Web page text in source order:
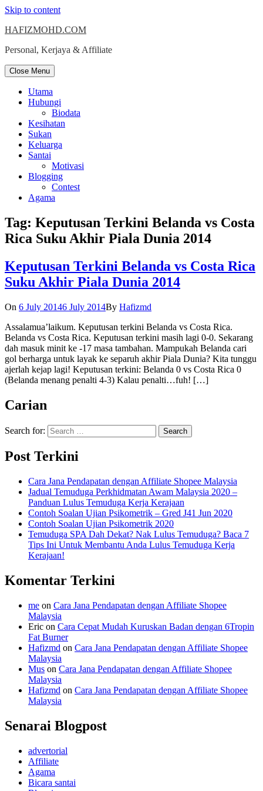
Skip to content
HAFIZMOHD.COM
Personal, Kerjaya & Affiliate
Close Menu
Utama
Hubungi
Biodata
Kesihatan
Sukan
Keluarga
Santai
Motivasi
Blogging
Contest
Agama
Tag: Keputusan Terkini Belanda vs Costa
Rica Suku Akhir Piala Dunia 2014
Keputusan Terkini Belanda vs Costa Rica
Suku Akhir Piala Dunia 2014
On 6 July 20146 July 2014By Hafizmd
Assalamua’laikum. Keputusan terkini Belanda vs Costa Rica.
Belanda vs Costa Rica. Keputusan terkini masih lagi 0-0. Sekarang
dah masuk minit ke -17 masa tambahan. Mampukah Belanda cari
gol berharga untuk layak ke separuh akhir Piala Dunia? Kita tunggu
ajerlah kejap lagi! Keputusan terkini: Belanda 0 vs Costa Rica 0
(Belanda menang penalti 4-3) Kalau penalti…fuh! […]
Carian
Search for:
Post Terkini
Cara Jana Pendapatan dengan Affiliate Shopee Malaysia
Jadual Temuduga Perkhidmatan Awam Malaysia 2020 –
Panduan Lulus Temuduga Kerja Kerajaan
Contoh Soalan Ujian Psikometrik – Gred J41 Jun 2020
Contoh Soalan Ujian Psikometrik 2020
Temuduga SPA Dah Dekat? Nak Lulus Temuduga? Baca 7
Tips Ini Untuk Membantu Anda Lulus Temuduga Kerja
Kerajaan!
Komentar Terkini
me on Cara Jana Pendapatan dengan Affiliate Shopee
Malaysia
Eric on Cara Cepat Mudah Kuruskan Badan dengan 6Tropin
Fat Burner
Hafizmd on Cara Jana Pendapatan dengan Affiliate Shopee
Malaysia
Mus on Cara Jana Pendapatan dengan Affiliate Shopee
Malaysia
Hafizmd on Cara Jana Pendapatan dengan Affiliate Shopee
Malaysia
Senarai Blogpost
advertorial
Affiliate
Agama
Bicara santai